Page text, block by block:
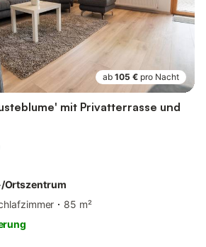
ab 105 € pro Nacht
mit Privatterrasse und
Ortszentrum
85 m²